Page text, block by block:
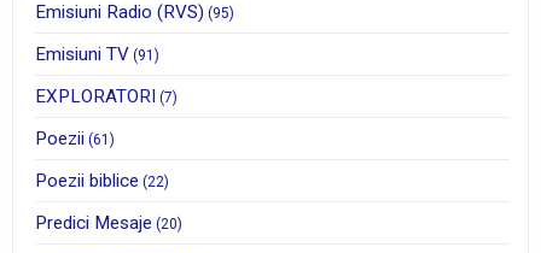
Emisiuni Radio (RVS) (95)
Emisiuni TV (91)
EXPLORATORI (7)
Poezii (61)
Poezii biblice (22)
Predici Mesaje (20)